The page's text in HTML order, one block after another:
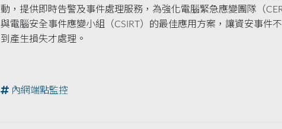
動，提供即時告警及事件處理服務，為強化電腦緊急應變團隊（
與電腦安全事件應變小組（CSIRT）的最佳應用方案，讓資安事件
到產生損失才處理。
內網端點監控